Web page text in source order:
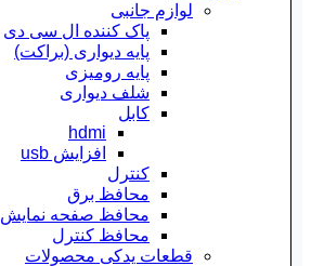
لوازم جانبی
پاک کننده ال سی دی
پایه دیواری (براکت)
پایه رومیزی
شلف دیواری
کابل
hdmi
افزایش usb
کنترل
محافظ برق
محافظ صفحه نمایش
محافظ کنترل
قطعات یدکی محصولات